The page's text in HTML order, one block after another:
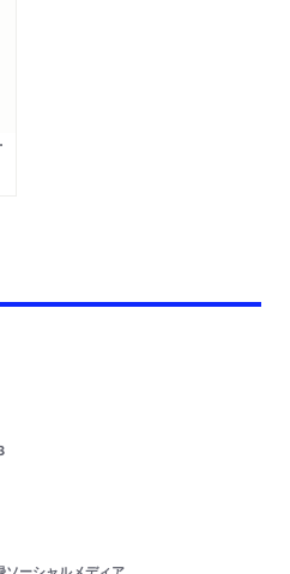
入門